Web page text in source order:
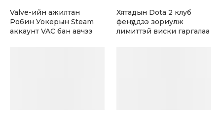
Valve-ийн ажилтан
Робин Уокерын Steam
аккаунт VAC бан авчээ
Хятадын Dota 2 клуб
фенүүддээ зориулж
лимиттэй виски гаргалаа